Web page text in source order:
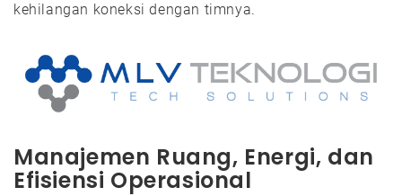
kehilangan koneksi dengan timnya.
Manajemen Ruang, Energi, dan
Efisiensi Operasional